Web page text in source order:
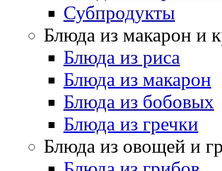
Субпродукты
Блюда из макарон и
Блюда из риса
Блюда из макарон
Блюда из бобовых
Блюда из гречки
Блюда из овощей и